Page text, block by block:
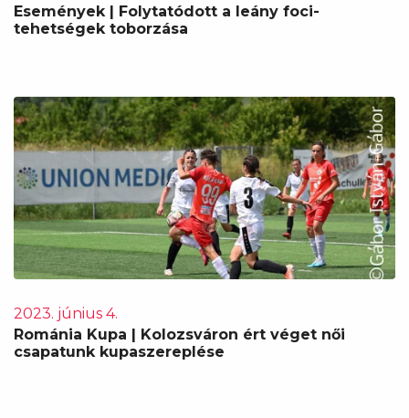
Események | Folytatódott a leány foci-
tehetségek toborzása
2023. június 4.
Románia Kupa | Kolozsváron ért véget női
csapatunk kupaszereplése